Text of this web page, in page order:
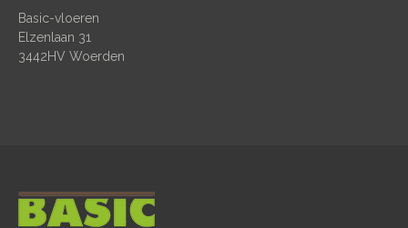
Basic-vloeren
Elzenlaan 31
3442HV Woerden